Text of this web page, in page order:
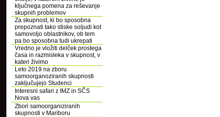
ključnega pomena za reševanje
skupnih problemov
Za skupnost, ki bo sposobna
prepoznati tako stiske soljudi kot
samovoljo oblastnikov, ob tem
pa bo sposobna tudi ukrepati
Vredno je vložiti delček prostega
časa in razmisleka v skupnost, v
kateri živimo
Leto 2019 na zboru
samoorganoziranih skupnosti
zaključujejo Studenci
Interesni safari z IMZ in SČS
Nova vas
Zbori samoorganiziranih
skupnosti v Mariboru